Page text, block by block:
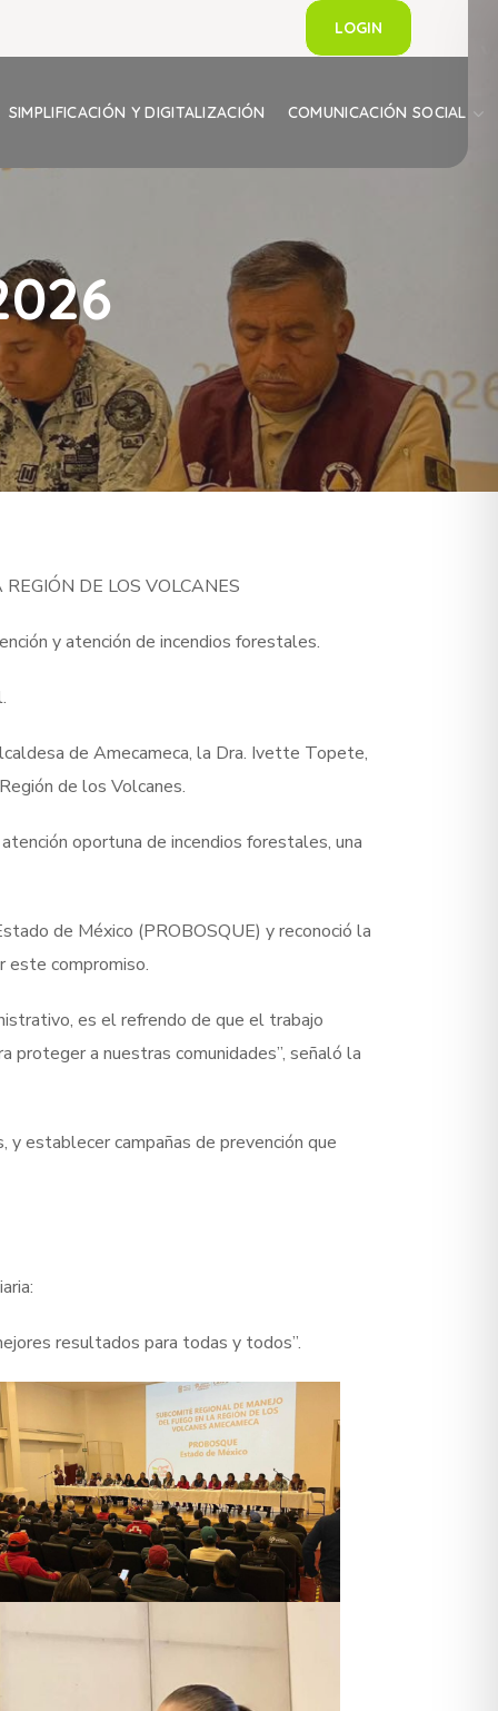
LOGIN
SIMPLIFICACIÓN Y DIGITALIZACIÓN COMUNICACIÓN SOCIAL
DE LOS VOLCANES
y atención de incendios forestales.
de Amecameca, la Dra. Ivette Topete,
de los Volcanes.
oportuna de incendios forestales, una
de México (PROBOSQUE) y reconoció la
este compromiso.
es el refrendo de que el trabajo
a nuestras comunidades”, señaló la
establecer campañas de prevención que
resultados para todas y todos”.